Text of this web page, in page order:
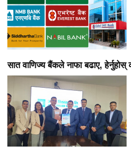
सात वाणिज्य बैंकले नाफा बढाए,